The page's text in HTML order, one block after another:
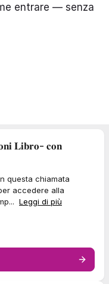
entrare — senza